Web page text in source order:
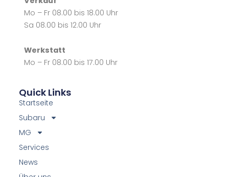
o
Mo – Fr 08.00 bis 18.00 Uhr
Sa 08.00 bis 12.00 Uhr
Werkstatt
Mo – Fr 08.00 bis 17.00 Uhr
Quick Links
Startseite
Subaru
MG
Services
News